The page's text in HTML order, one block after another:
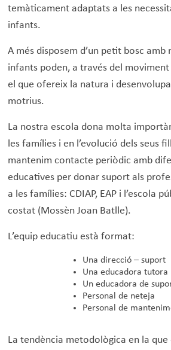
temàticament adaptats a les
infants.
A més disposem d’un petit bosc
infants poden, a través del
el que ofereix la natura i
motrius.
La nostra escola dona molta
les famílies i en l’evolució dels seus
mantenim contacte periòdic amb
educatives per donar suport als
a les famílies: CDIAP, EAP i l’escola
costat (Mossèn Joan Batlle).
L’equip educatiu està format:
Una direcció – suport
Una educadora tutora
Un educadora de
Personal de neteja
Personal de
La tendència metodològica en la que